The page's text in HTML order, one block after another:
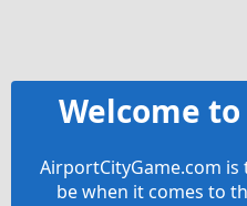
Welcome
AirportCityGame.com
be when it comes to